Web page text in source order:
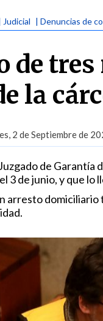
Judicial | Denuncias de
de
la
2 de Septiembre de
de Garantía
3 de junio, y que lo
arresto domiciliario